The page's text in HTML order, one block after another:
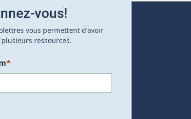
fenêtre.)
vous!
vous permettent d’avoir
plusieurs ressources.
*